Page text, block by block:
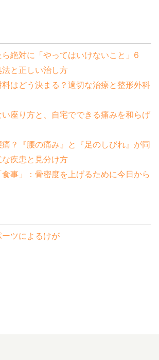
絶対に「やってはいけないこと」6
と正しい治し方
はどう決まる？適切な治療と整形外科
座り方と、自宅でできる痛みを和らげ
？『腰の痛み』と『足のしびれ』が同
疾患と見分け方
事」：骨密度を上げるために今日から
ツによるけが